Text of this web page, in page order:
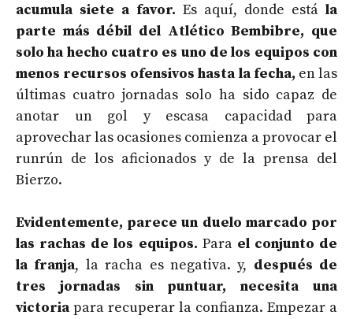
acumula siete a favor. Es aquí, donde está la
parte más débil del Atlético Bembibre, que
solo ha hecho cuatro es uno de los equipos con
menos recursos ofensivos hasta la fecha, en las
últimas cuatro jornadas solo ha sido capaz de
anotar un gol y escasa capacidad para
aprovechar las ocasiones comienza a provocar el
runrún de los aficionados y de la prensa del
Bierzo.
Evidentemente, parece un duelo marcado por
las rachas de los equipos. Para el conjunto de
la franja, la racha es negativa. y, después de
tres jornadas sin puntuar, necesita una
victoria para recuperar la confianza. Empezar a